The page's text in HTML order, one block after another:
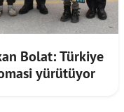
Bolat: Türkiye
yürütüyor